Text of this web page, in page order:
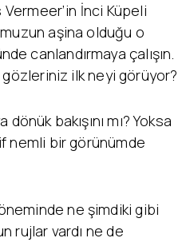
Vermeer’in İnci Küpeli
aşina olduğu o
canlandırmaya çalışın.
gözleriniz ilk neyi görüyor?
bakışını mı? Yoksa
nemli bir görünümde
ne şimdiki gibi
rujlar vardı ne de